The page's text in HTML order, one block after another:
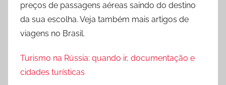
preços de passagens aéreas saindo do destino
da sua escolha. Veja também mais artigos de
viagens no Brasil.
Turismo na Rússia: quando ir, documentação e
cidades turísticas